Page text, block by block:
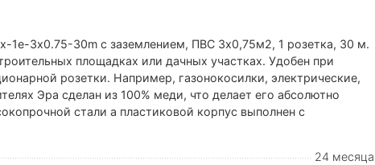
1e-3х0.75-30m с заземлением, ПВС 3х0,75м2, 1 розетка, 30 м.
площадках или дачных участках. Удобен при
розетки. Например, газонокосилки, электрические,
Эра сделан из 100% меди, что делает его абсолютно
стали а пластиковой корпус выполнен с
24 месяца